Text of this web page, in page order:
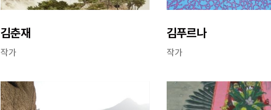
김춘재
작가
김푸르나
작가